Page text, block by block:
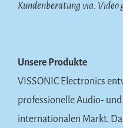
Kundenberatung via. Video
Unsere Produkte
VISSONIC Electronics
professionelle Audio-
internationalen Markt.